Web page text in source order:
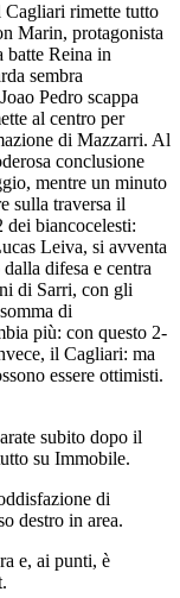
Cagliari rimette tutto
Marin, protagonista
batte Reina in
sembra
Pedro scappa
al centro per
di Mazzarri. Al
conclusione
mentre un minuto
sulla traversa il
biancocelesti:
Leiva, si avventa
difesa e centra
di Sarri, con gli
di
più: con questo 2-
il Cagliari: ma
essere ottimisti.
subito dopo il
su Immobile.
di
destro in area.
e, ai punti, è